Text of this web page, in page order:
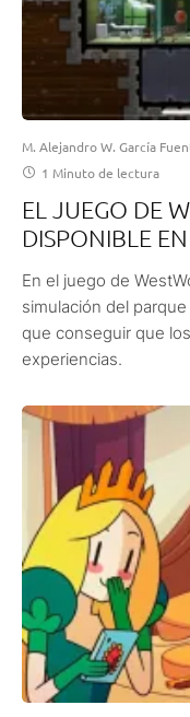
M. Alejandro W. García
1 Minuto de lectura
EL JUEGO DE
DISPONIBLE
En el juego de
simulación del
que conseguir que
experiencias.